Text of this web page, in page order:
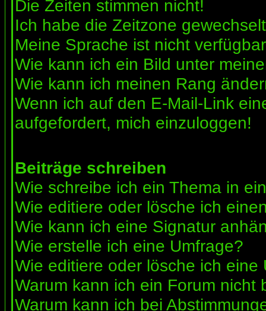
Die Zeiten stimmen nicht!
Ich habe die Zeitzone
Meine Sprache ist nicht
Wie kann ich ein Bild unter
Wie kann ich meinen Rang
Wenn ich auf den E-Mail-Link
aufgefordert, mich einzuloggen!
Beiträge schreiben
Wie schreibe ich ein Thema in
Wie editiere oder lösche ich
Wie kann ich eine Signatur
Wie erstelle ich eine Umfrage?
Wie editiere oder lösche ich eine
Warum kann ich ein Forum nicht
Warum kann ich bei